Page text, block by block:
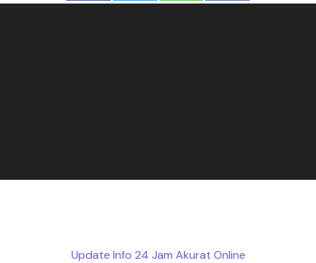
Update Info 24 Jam Akurat Online